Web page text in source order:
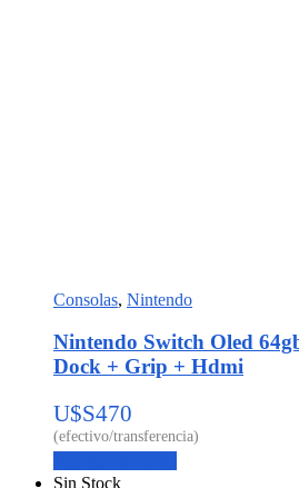
Consolas, Nintendo
Nintendo Switch Oled
Dock + Grip + Hdmi
U$S470
Sin Stock